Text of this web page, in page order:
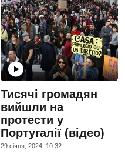
Тисячі громадян
вийшли на
протести у
Португалії (відео)
29 сiчня, 2024, 10:32